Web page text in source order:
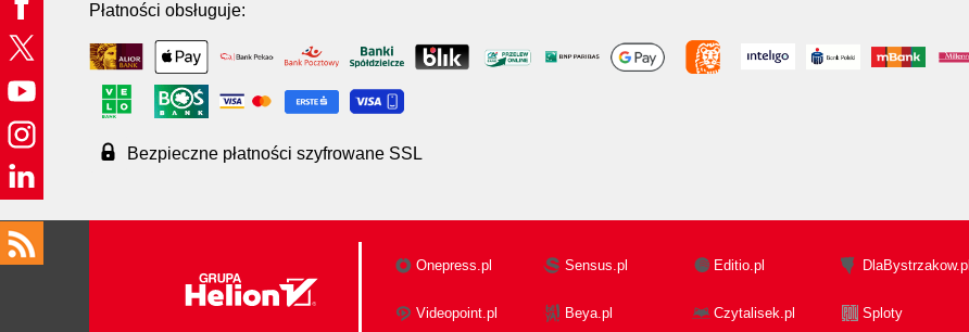
Płatności obsługuje:
Bezpieczne płatności szyfrowane SSL
Onepress.pl Sensus.pl Editio.pl DlaBystrzakow.pl
Videopoint.pl Beya.pl Czytalisek.pl Sploty